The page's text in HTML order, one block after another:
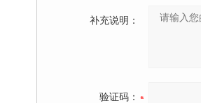
补充说明：
验证码：